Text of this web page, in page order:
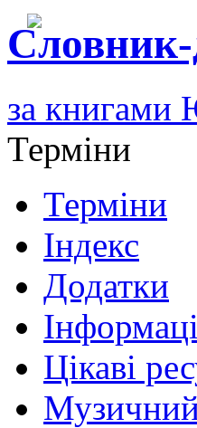
Словник-
за
Терміни
Терміни
Індекс
Додатки
Цікаві